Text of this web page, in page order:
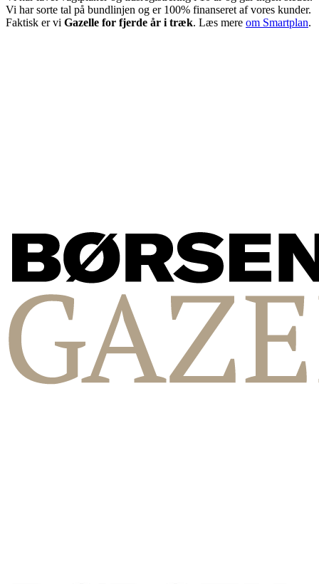
Vi har sorte tal på bundlinjen og er 100% finanseret af vores kunder.
Faktisk er vi Gazelle for fjerde år i træk. Læs mere om Smartplan.